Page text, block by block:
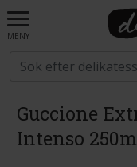
MENY
Guccione
Intenso